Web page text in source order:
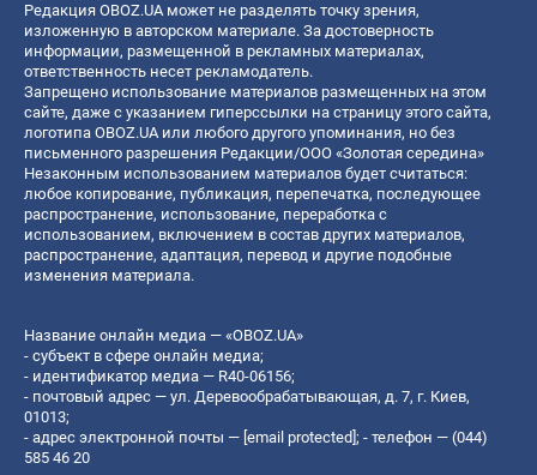
Редакция OBOZ.UA может не разделять точку зрения,
изложенную в авторском материале. За достоверность
информации, размещенной в рекламных материалах,
ответственность несет рекламодатель.
Запрещено использование материалов размещенных на этом
сайте, даже с указанием гиперссылки на страницу этого сайта,
логотипа OBOZ.UA или любого другого упоминания, но без
письменного разрешения Редакции/ООО «Золотая середина»
Незаконным использованием материалов будет считаться:
любое копирование, публикация, перепечатка, последующее
распространение, использование, переработка с
использованием, включением в состав других материалов,
распространение, адаптация, перевод и другие подобные
изменения материала.
Название онлайн медиа — «OBOZ.UA»
- субъект в сфере онлайн медиа;
- идентификатор медиа — R40-06156;
- почтовый адрес — ул. Деревообрабатывающая, д. 7, г. Киев,
01013;
- адрес электронной почты — [email protected] ; - телефон — (044)
585 46 20